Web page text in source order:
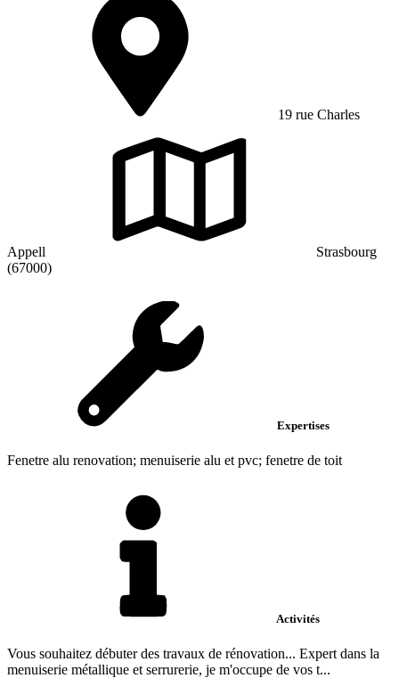
19 rue Charles
Appell
Strasbourg
(67000)
Expertises
Fenetre alu renovation; menuiserie alu et pvc; fenetre de toit
Activités
Vous souhaitez débuter des travaux de rénovation... Expert dans la
menuiserie métallique et serrurerie, je m'occupe de vos t...